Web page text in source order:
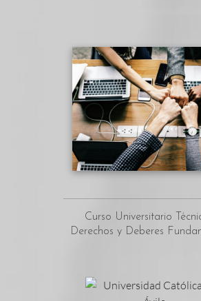
Curso Universitario
Derechos y Deberes